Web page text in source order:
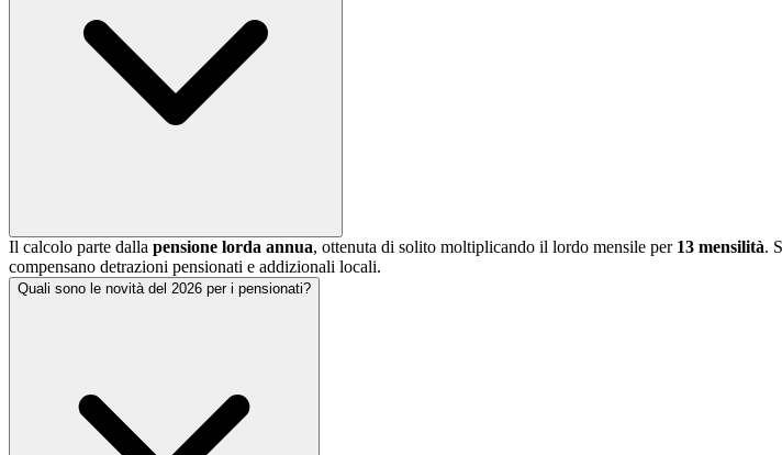
Il calcolo parte dalla pensione lorda annua, ottenuta di solito moltiplicando il lordo mensile per 13 mensilità.
compensano detrazioni pensionati e addizionali locali.
Quali sono le novità del 2026 per i pensionati?